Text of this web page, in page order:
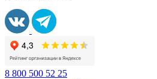
8 800 500 52 25